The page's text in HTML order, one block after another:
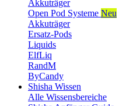
Akkuträger
Open Pod Systeme Neu
Akkuträger
Ersatz-Pods
Liquids
ElfLiq
RandM
ByCandy
Shisha Wissen
Alle Wissensbereiche